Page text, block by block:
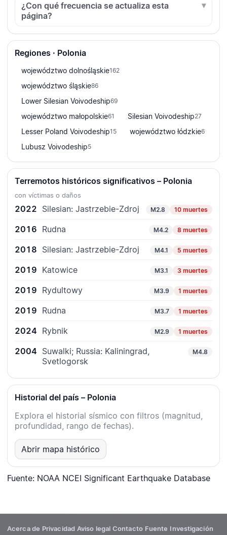
¿Con qué frecuencia se actualiza esta
página?
Regiones · Polonia
województwo dolnośląskie162
województwo śląskie86
Lower Silesian Voivodeship69
województwo małopolskie61 Silesian Voivodeship27
Lesser Poland Voivodeship15 województwo łódzkie6
Lubusz Voivodeship5
Terremotos históricos significativos – Polonia
con víctimas o daños
2022 Silesian: Jastrzebie-Zdroj M2.8 10 muertes
2016 Rudna M4.2 8 muertes
2018 Silesian: Jastrzebie-Zdroj M4.1 5 muertes
2019 Katowice M3.1 3 muertes
2019 Rydultowy M3.9 1 muertes
2019 Rudna M3.7 1 muertes
2024 Rybnik M2.9 1 muertes
2004 Suwalki; Russia: Kaliningrad,
Svetlogorsk
M4.8
Historial del país – Polonia
Explora el historial sísmico con filtros (magnitud,
profundidad, rango de fechas).
Abrir mapa histórico
Fuente: NOAA NCEI Significant Earthquake Database
Acerca de Privacidad Aviso legal Contacto Fuente Investigación